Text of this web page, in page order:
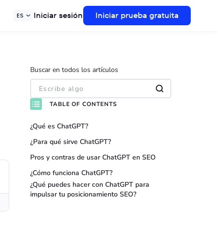
ES Iniciar sesión Iniciar prueba gratuita
Buscar en todos los artículos
TABLE OF CONTENTS
¿Qué es ChatGPT?
¿Para qué sirve ChatGPT?
Pros y contras de usar ChatGPT en SEO
¿Cómo funciona ChatGPT?
¿Qué puedes hacer con ChatGPT para
impulsar tu posicionamiento SEO?